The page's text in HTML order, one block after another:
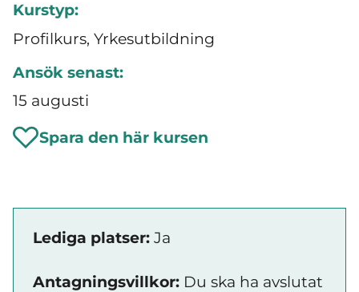
Kurstyp:
Profilkurs, Yrkesutbildning
Ansök senast:
15 augusti
Spara den här kursen
Lediga platser: Ja
Antagningsvillkor: Du ska ha avslutat